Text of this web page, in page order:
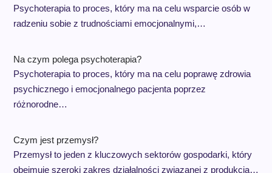
Psychoterapia to proces, który ma na celu wsparcie osób w
radzeniu sobie z trudnościami emocjonalnymi,…
Na czym polega psychoterapia?
Psychoterapia to proces, który ma na celu poprawę zdrowia
psychicznego i emocjonalnego pacjenta poprzez
różnorodne…
Czym jest przemysł?
Przemysł to jeden z kluczowych sektorów gospodarki, który
obejmuje szeroki zakres działalności związanej z produkcją…